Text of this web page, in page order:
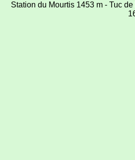
Station du Mourtis 1453 m - Tuc